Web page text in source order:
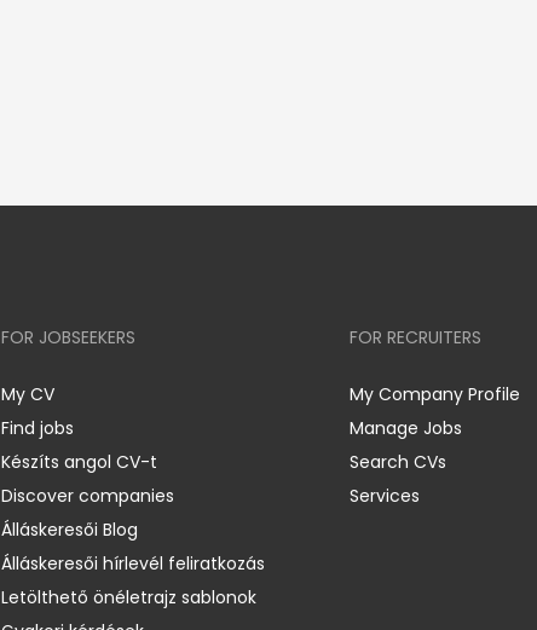
FOR JOBSEEKERS
My CV
Find jobs
Készíts angol CV-t
Discover companies
Álláskeresői Blog
Álláskeresői hírlevél feliratkozás
Letölthető önéletrajz sablonok
FOR RECRUITERS
My Company Profile
Manage Jobs
Search CVs
Services